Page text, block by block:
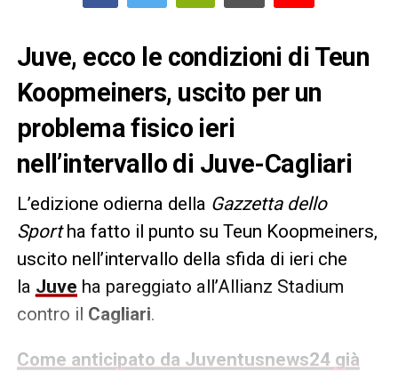
Juve, ecco le condizioni di Teun
Koopmeiners, uscito per un
problema fisico ieri
nell’intervallo di Juve-Cagliari
L’edizione odierna della Gazzetta dello
Sportha fatto il punto su Teun Koopmeiners,
uscito nell’intervallo della sfida di ieri che
la Juve ha pareggiato all’Allianz Stadium
contro il Cagliari.
Come anticipato da Juventusnews24 già